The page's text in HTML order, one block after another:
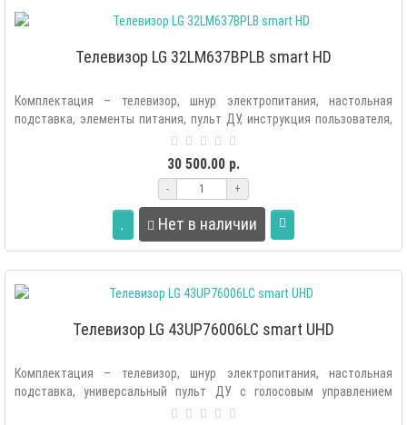
Телевизор LG 32LM637BPLB smart HD
Комплектация – телевизор, шнур электропитания, настольная
подставка, элементы питания, пульт ДУ, инструкция пользователя,
30 500.00 р.
- +
Нет в наличии
Телевизор LG 43UP76006LC smart UHD
Комплектация – телевизор, шнур электропитания, настольная
подставка, универсальный пульт ДУ с голосовым управлением